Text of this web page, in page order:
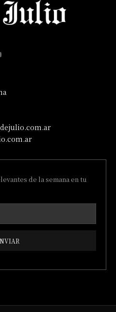
de la semana en tu